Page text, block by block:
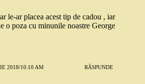
le-ar placea acest tip de cadou , iar
o poza cu minunile noastre George
2018/10:10 AM RĂSPUNDE